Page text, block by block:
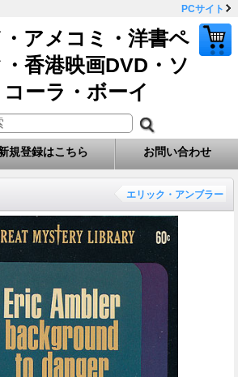
PCサイト
アメコミ・洋書ペ
香港映画DVD・ソ
ーラ・ボーイ
規登録はこちら お問い合わせ
エリック・アンブラー